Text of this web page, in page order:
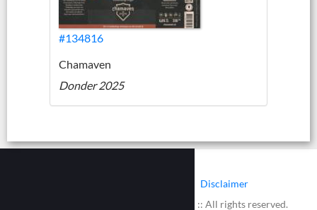
#134816
Chamaven
Donder 2025
Disclaimer
© 2002 - 2026 :: www.bieretiketten.nl :: All rights reserved.